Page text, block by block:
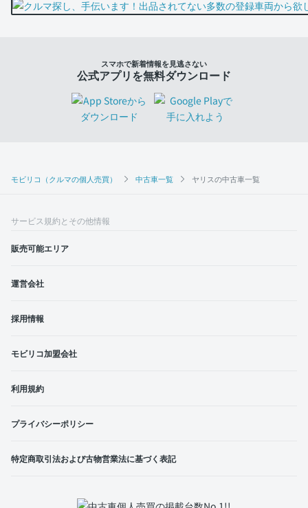
モビリコ（クルマの個人売買） 中古車一覧 ヤリスの中古車一覧
スマホで新着情報を見逃さない
公式アプリを無料ダウンロード
サービス規約とその他情報
販売可能エリア
運営会社
採用情報
モビリコ加盟会社
利用規約
プライバシーポリシー
特定商取引法および古物営業法に基づく表記